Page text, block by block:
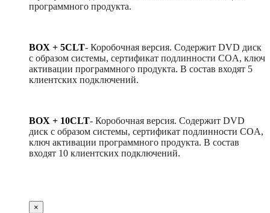
программного продукта.
BOX + 5CLT- Коробочная версия. Содержит DVD диск
с образом системы, сертификат подлинности COA, ключ
активации программного продукта. В состав входят 5
клиентских подключений.
BOX + 10CLT- Коробочная версия. Содержит DVD
диск с образом системы, сертификат подлинности COA,
ключ активации программного продукта. В состав
входят 10 клиентских подключений.
×